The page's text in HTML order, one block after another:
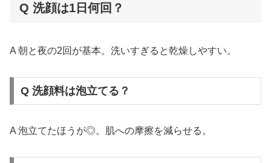
Q 洗顔は1日何回？
A 朝と夜の2回が基本。洗いすぎると乾燥しやすい。
Q 洗顔料は泡立てる？
A 泡立てたほうが◎。肌への摩擦を減らせる。